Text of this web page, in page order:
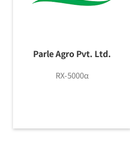
Parle Agro Pvt. Ltd.
RX-5000α